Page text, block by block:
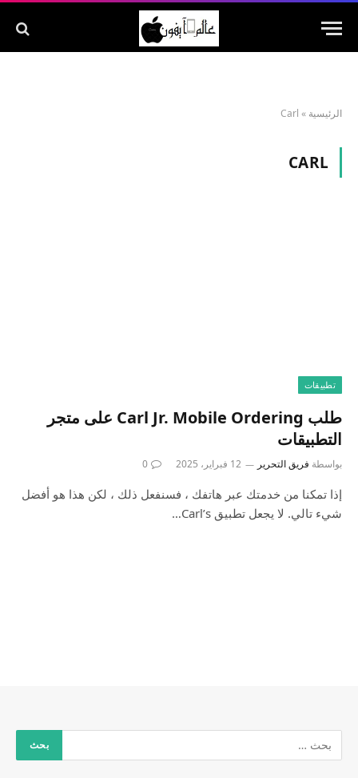
الرئيسية »
Carl
CARL
تطبيقات
طلب Carl Jr. Mobile Ordering على متجر
التطبيقات
بواسطة فريق التحرير 12 فبراير، 2025 0
إذا تمكنا من خدمتك عبر هاتفك ، فسنفعل ذلك ، لكن هذا هو أفضل
شيء تالي. لا يجعل تطبيق Carl’s…